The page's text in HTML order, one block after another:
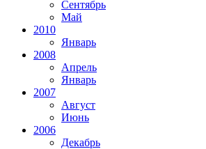
Сентябрь
Май
2010
Январь
2008
Апрель
Январь
2007
Август
Июнь
2006
Декабрь